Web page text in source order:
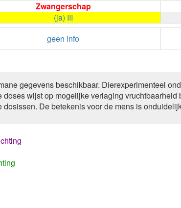
Zwangerschap
(ja) III
geen info
gegevens beschikbaar. Dierexperimenteel
doses wijst op mogelijke verlaging vruchtbaarheid
dosissen. De betekenis voor de mens is